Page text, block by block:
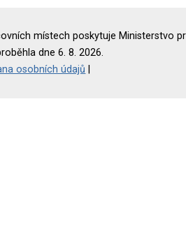
místech poskytuje Ministerstvo
dne 6. 8. 2026.
osobních údajů